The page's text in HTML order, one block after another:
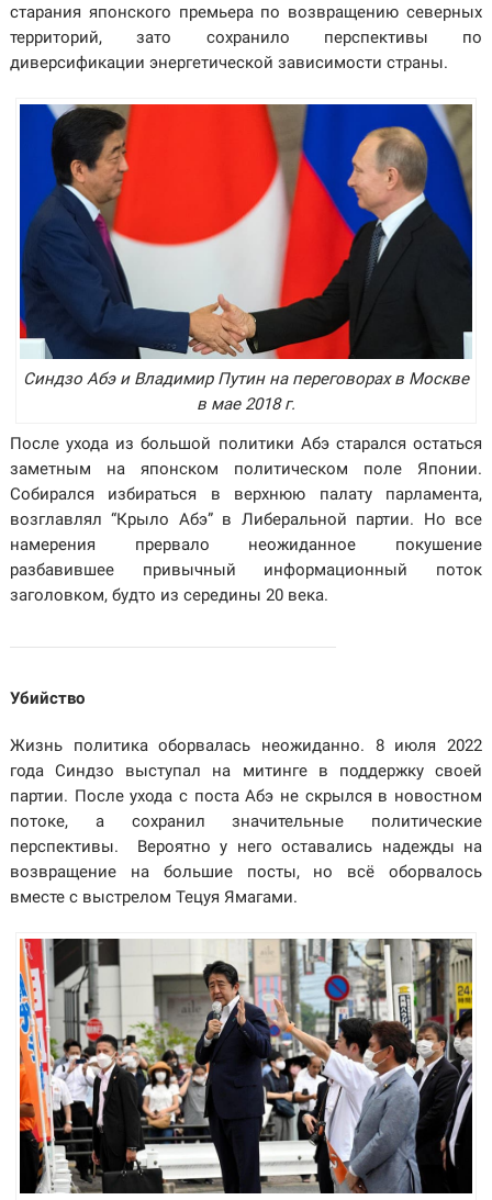
старания японского премьера по возвращению северных
территорий, зато сохранило перспективы по
диверсификации энергетической зависимости страны.
Синдзо Абэ и Владимир Путин на переговорах в Москве
в мае 2018 г.
После ухода из большой политики Абэ старался остаться
заметным на японском политическом поле Японии.
Собирался избираться в верхнюю палату парламента,
возглавлял “Крыло Абэ” в Либеральной партии. Но все
намерения прервало неожиданное покушение
разбавившее привычный информационный поток
заголовком, будто из середины 20 века.
Убийство
Жизнь политика оборвалась неожиданно. 8 июля 2022
года Синдзо выступал на митинге в поддержку своей
партии. После ухода с поста Абэ не скрылся в новостном
потоке, а сохранил значительные политические
перспективы. Вероятно у него оставались надежды на
возвращение на большие посты, но всё оборвалось
вместе с выстрелом Тецуя Ямагами.